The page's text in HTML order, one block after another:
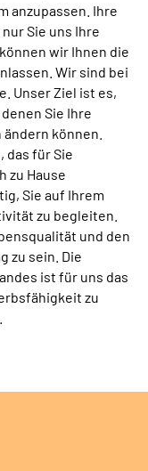
anzupassen. Ihre
Sie uns Ihre
wir Ihnen die
Wir sind bei
Unser Ziel ist es,
Sie Ihre
können.
das für Sie
zu Hause
Sie auf Ihrem
zu begleiten.
und den
zu sein. Die
ist für uns das
zu